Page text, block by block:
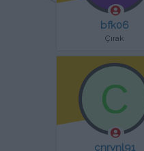
bfk06
Çırak
C
cnrynl91